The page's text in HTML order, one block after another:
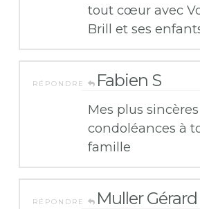
tout cœur avec
Brill et ses
RÉPONDRE Fabien S
Mes plus sincères
condoléances à
famille
RÉPONDRE Muller Gérard